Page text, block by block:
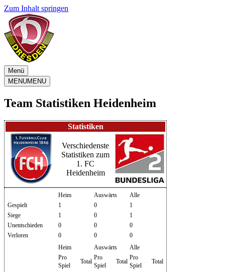
Zum Inhalt springen
Menü
MENUMENU
Team Statistiken Heidenheim
Statistiken
Verschiedenste
Statistiken zum
1. FC
Heidenheim
Heim Auswärts
Alle
Gespielt
1 0
1
Siege
1 0
1
Unentschieden
0 0
0
Verloren
0 0
0
Heim
Auswärts
Alle
Pro
Spiel
Total
Pro
Spiel
Total
Pro
Spiel
Total